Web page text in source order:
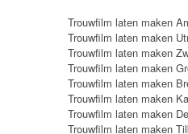
Trouwfilm laten maken
Trouwfilm laten maken
Trouwfilm laten maken
Trouwfilm laten maken
Trouwfilm laten maken
Trouwfilm laten maken
Trouwfilm laten maken
Trouwfilm laten maken